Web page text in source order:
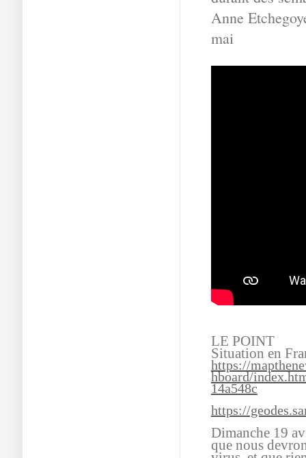
Anne
mai
LE POINT
Situation en
https://
hboard/
14a548c
https://
Dimanche 19
que nous